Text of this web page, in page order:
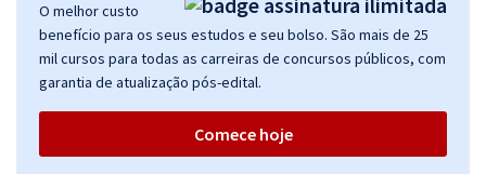
O melhor custo
benefício para os seus estudos e seu bolso. São mais de 25
mil cursos para todas as carreiras de concursos públicos, com
garantia de atualização pós-edital.
Comece hoje